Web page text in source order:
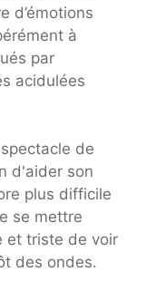
d’émotions
à
par
acidulées
de
d'aider son
plus difficile
se mettre
et triste de voir
des ondes.